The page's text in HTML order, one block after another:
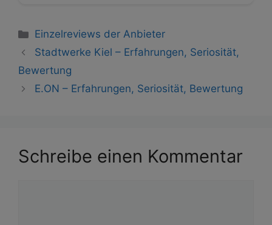
Kategorien
Einzelreviews der Anbieter
Stadtwerke Kiel – Erfahrungen, Seriosität,
Bewertung
E.ON – Erfahrungen, Seriosität, Bewertung
Schreibe einen Kommentar